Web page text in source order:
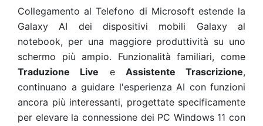
Collegamento al Telefono di Microsoft estende la
Galaxy AI dei dispositivi mobili Galaxy al
notebook, per una maggiore produttività su uno
schermo più ampio. Funzionalità familiari, come
Traduzione Live
e Assistente Trascrizione,
continuano a guidare l'esperienza AI con funzioni
ancora più interessanti, progettate specificamente
per elevare la connessione dei PC Windows 11 con